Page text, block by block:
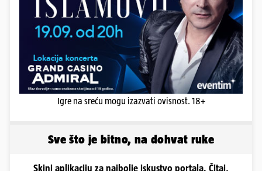
Igre na sreću mogu izazvati ovisnost. 18+
Sve što je bitno, na dohvat ruke
Skini aplikaciju za najbolje iskustvo portala. Čitaj,